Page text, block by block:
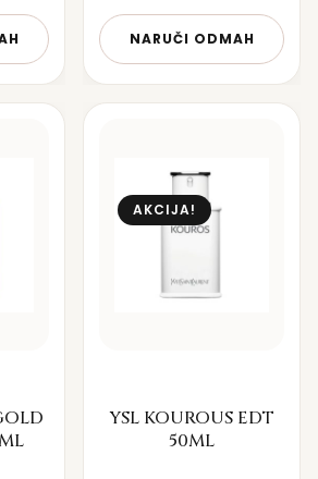
NARUČI ODMAH
AKCIJA!
YSL KOUROUS EDT
50ML